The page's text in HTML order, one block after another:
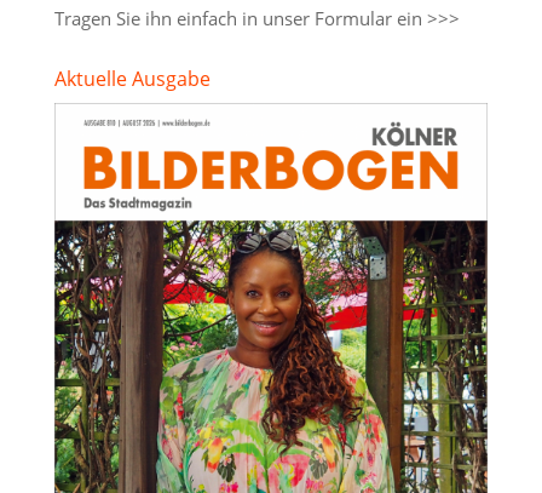
Tragen Sie ihn einfach in unser Formular ein >>>
Aktuelle Ausgabe